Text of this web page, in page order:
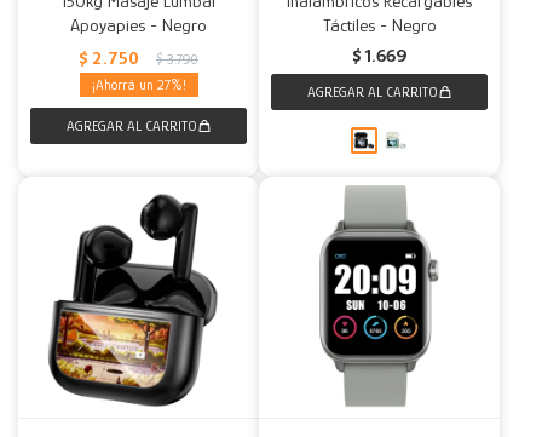
Apoyapies - Negro
$ 2.750 $ 3.790
27
Táctiles - Negro
$ 1.669
Fundas
Accesorios para el hogar
Muebles Infantiles